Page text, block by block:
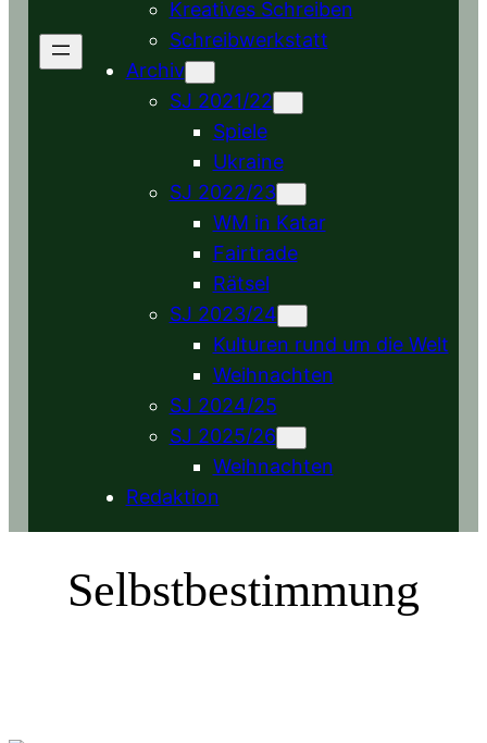
Kreatives Schreiben
Schreibwerkstatt
Archiv
SJ 2021/22
Spiele
Ukraine
SJ 2022/23
WM in Katar
Fairtrade
Rätsel
SJ 2023/24
Kulturen rund um die Welt
Weihnachten
SJ 2024/25
SJ 2025/26
Weihnachten
Redaktion
Selbstbestimmung